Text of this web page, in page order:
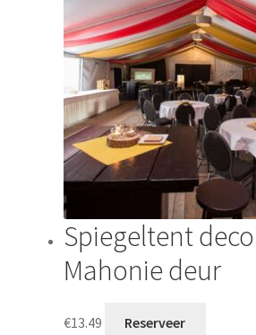
Spiegeltent
Mahonie deur
€13.49 Reserveer